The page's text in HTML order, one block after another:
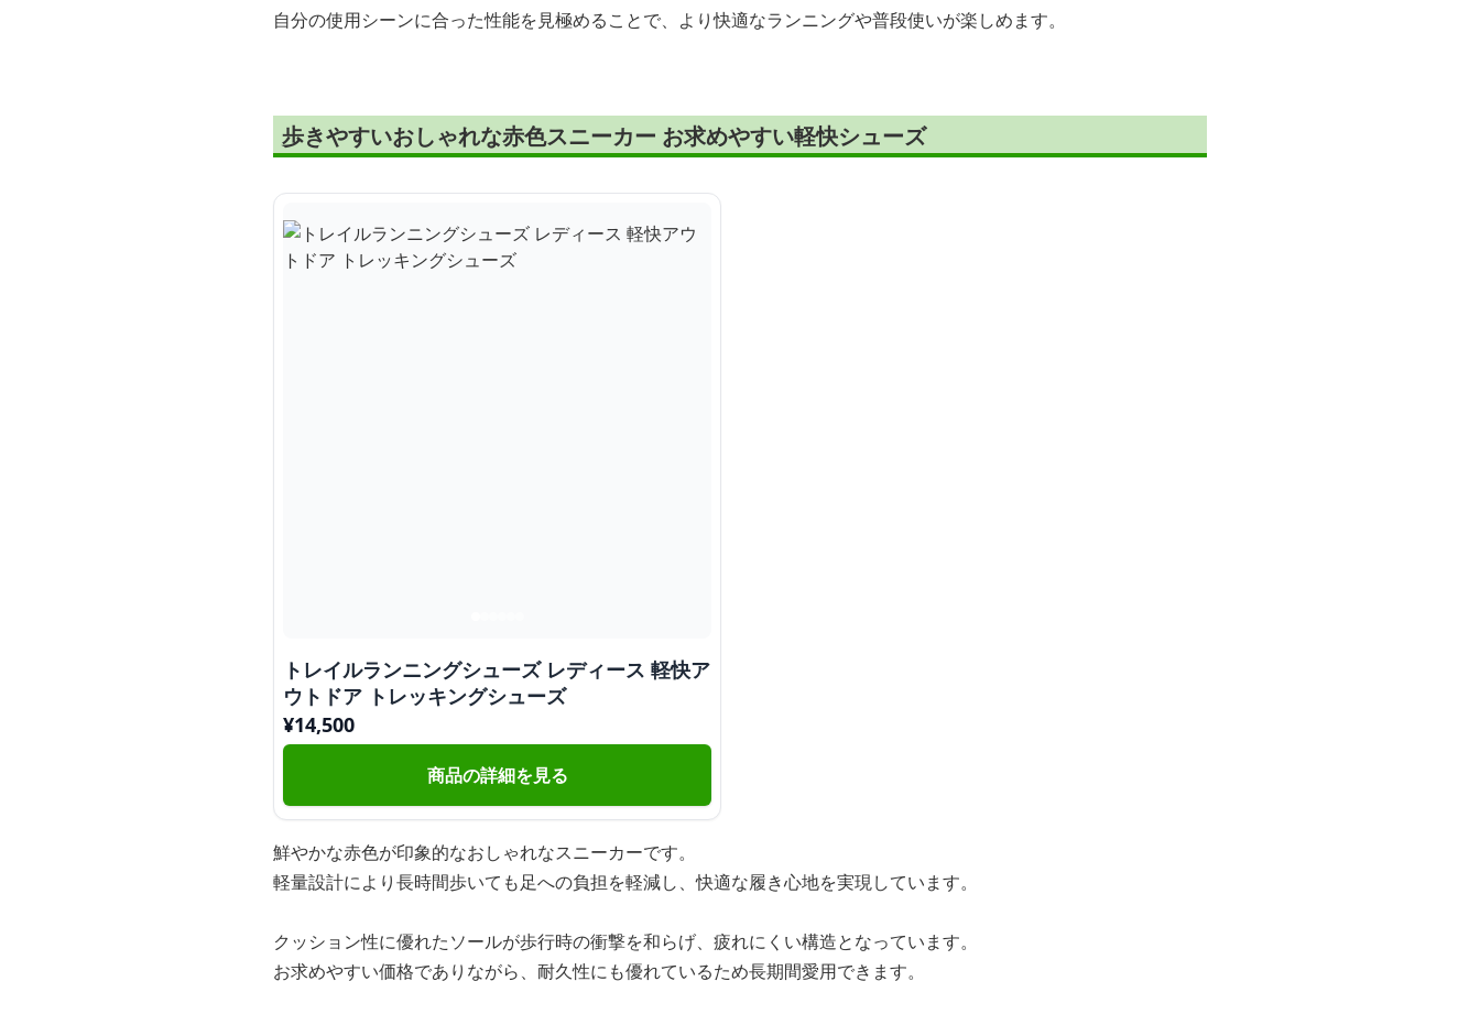
自分の使用シーンに合った性能を見極めることで、より快適なランニングや普段使いが楽しめます。
歩きやすいおしゃれな赤色スニーカー お求めやすい軽快シューズ
トレイルランニングシューズ レディース 軽快ア
ウトドア トレッキングシューズ
¥14,500
商品の詳細を見る
鮮やかな赤色が印象的なおしゃれなスニーカーです。
軽量設計により長時間歩いても足への負担を軽減し、快適な履き心地を実現しています。
クッション性に優れたソールが歩行時の衝撃を和らげ、疲れにくい構造となっています。
お求めやすい価格でありながら、耐久性にも優れているため長期間愛用できます。